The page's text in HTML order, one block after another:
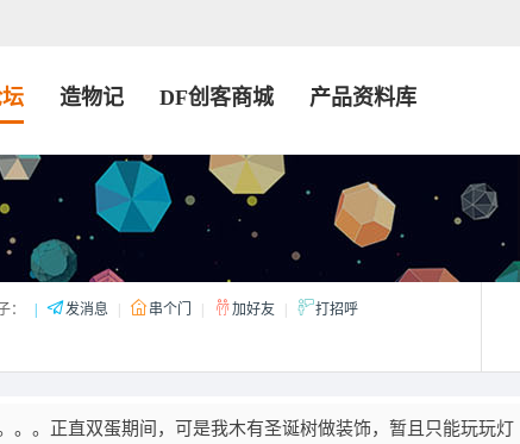
造物记 DF创客商城 产品资料库
： 发消息 串个门 加好友 打招呼
。。
正直双蛋期间，可是我木有圣诞树做装饰，暂且只能玩玩灯